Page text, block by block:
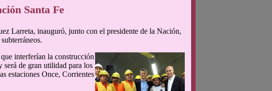
Santa Fe
Larreta, inauguró, junto con el presidente de la Nación,
interferían la construcción
será de gran utilidad para los
estaciones Once, Corrientes